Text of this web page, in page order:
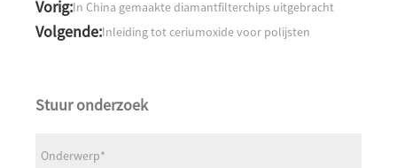
Vorig:In China gemaakte diamantfilterchips uitgebracht
Volgende:Inleiding tot ceriumoxide voor polijsten
Stuur onderzoek